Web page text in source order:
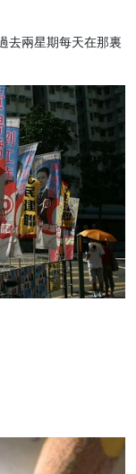
去兩星期每天在那裏